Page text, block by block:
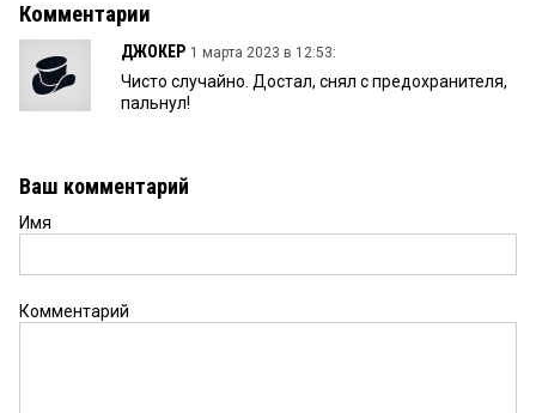
Комментарии
ДЖОКЕР 1 марта 2023 в 12:53:
Чисто случайно. Достал, снял с предохранителя,
пальнул!
Ваш комментарий
Имя
Комментарий